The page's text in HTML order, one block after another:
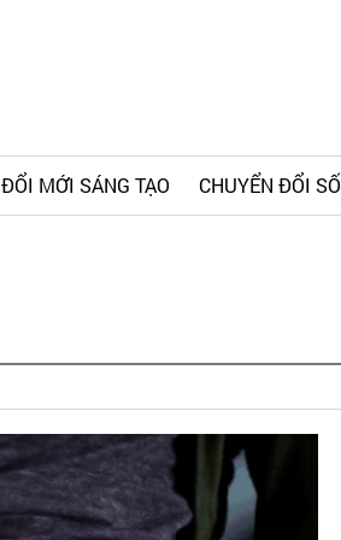
ĐỔI MỚI SÁNG TẠO CHUYỂN ĐỔI SỐ